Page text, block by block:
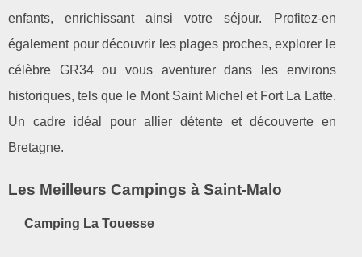
enfants, enrichissant ainsi votre séjour. Profitez-en
également pour découvrir les plages proches, explorer le
célèbre GR34 ou vous aventurer dans les environs
historiques, tels que le Mont Saint Michel et Fort La Latte.
Un cadre idéal pour allier détente et découverte en
Bretagne.
Les Meilleurs Campings à Saint-Malo
Camping La Touesse